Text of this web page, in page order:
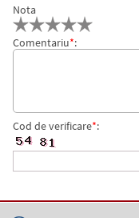
Nota
Comentariu*:
Cod de verificare*: